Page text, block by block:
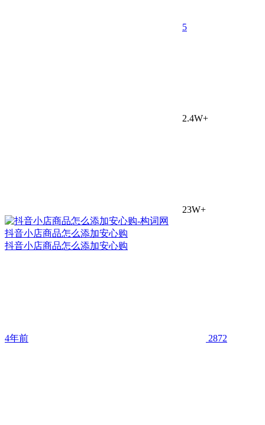
5
2.4W+
23W+
抖音小店商品怎么添加安心购
抖音小店商品怎么添加安心购
4年前 2872